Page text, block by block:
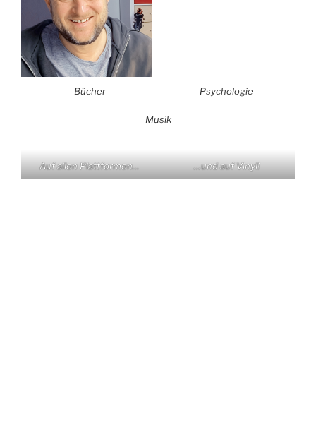
Bücher Psychologie
Musik
Auf allen Plattformen… …und auf Vinyl!